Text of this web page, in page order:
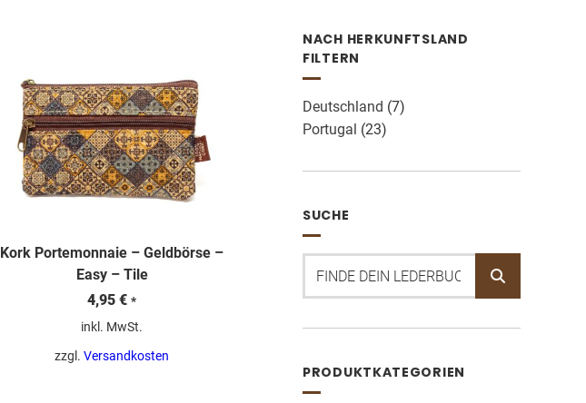
Kork Portemonnaie – Geldbörse –
Easy – Tile
4,95€ *
inkl. MwSt.
zzgl.Versandkosten
NACH HERKUNFTSLAND
FILTERN
Deutschland (7)
Portugal (23)
SUCHE
nach:
PRODUKTKATEGORIEN